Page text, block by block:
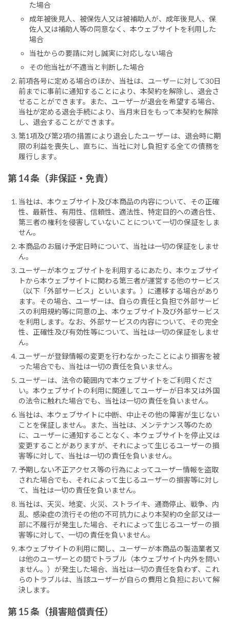
た場合
成年被後見人、被保佐人又は被補助人が、成年後見人、保
佐人又は補助人等の同意なく、本ウェブサイトを利用した
場合
当社からの要請に対し誠実に対応しない場合
その他当社が不適当と判断した場合
前項各号に定める場合のほか、当社は、ユーザーに対して30日
前までに事前に通知することにより、本契約を解除し、退会さ
せることができます。また、ユーザーが退会を希望する場合、
当社が定める退会手続により、当月末日をもって本契約を解除
し、退会することができます。
第1項及び第2項の措置により退会したユーザーは、退会時に期
限の利益を喪失し、直ちに、当社に対し負担する全ての債務を
履行します。
第 14 条（非保証・免責）
当社は、本ウェブサイト及び本商品の内容について、その正確
性、最新性、有用性、信頼性、適法性、特定目的への適合性、
第三者の権利を侵害していないことについて一切の保証をしま
せん。
本商品のお届け予定日時について、当社は一切の保証をしませ
ん。
ユーザーが本ウェブサイトを利用するにあたり、本ウェブサイ
トから本ウェブサイトに関わる第三者が運営する他のサービス
（以下「外部サービス」といいます。）に遷移する場合があり
ます。その場合、ユーザーは、自らの責任と負担で外部サービ
スの利用規約等に同意の上、本ウェブサイト及び外部サービス
を利用します。なお、外部サービスの内容について、その完全
性、正確性及び有効性等について、当社は一切の保証をしませ
ん。
ユーザーが登録情報の変更を行わなかったことにより損害を被
った場合でも、当社は一切の責任を負いません。
ユーザーは、法令の範囲内で本ウェブサイトをご利用くださ
い。本ウェブサイトの利用に関連してユーザーが日本又は外国
の法令に触れた場合でも、当社は一切の責任を負いません。
当社は、本ウェブサイトに中断、中止その他の障害が生じない
ことを保証しません。また、当社は、メンテナンス等のため
に、ユーザーに通知することなく、本ウェブサイトを停止又は
変更することがありますが、それによって生じるユーザーの損
害等に対して、当社は一切の責任を負いません。
予期しない不正アクセス等の行為によってユーザー情報を盗取
された場合でも、それによって生じるユーザーの損害等に対し
て、当社は一切の責任を負いません。
当社は、天災、地変、火災、ストライキ、通商停止、戦争、内
乱、感染症の流行その他の不可抗力により本契約の全部又は一
部に不履行が発生した場合、それによって生じるユーザーの損
害等に対して、一切の責任を負いません。
本ウェブサイトの利用に関し、ユーザーが本商品の製造業者又
は他のユーザーとの間でトラブル（本ウェブサイト内外を問い
ません。）が発生した場合、当社は一切の責任を負わず、これ
らのトラブルは、当該ユーザーが自らの費用と負担において解
決します。
第 15 条（損害賠償責任）